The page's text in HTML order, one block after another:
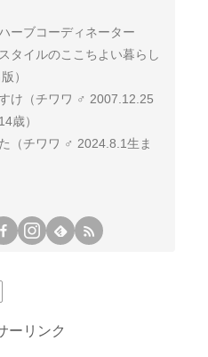
ーブコーディネーター
タイルのここちよい暮らし
）
け（チワワ ♂ 2007.12.25
歳）
ワワ ♂ 2024.8.1生ま
ーリンク